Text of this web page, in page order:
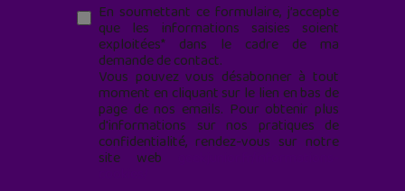
En soumettant ce formulaire, j’accepte
que les informations saisies soient
exploitées* dans le cadre de ma
demande de contact.
Vous pouvez vous désabonner à tout
moment en cliquant sur le lien en bas de
page de nos emails. Pour obtenir plus
d'informations sur nos pratiques de
confidentialité, rendez-vous sur notre
site web